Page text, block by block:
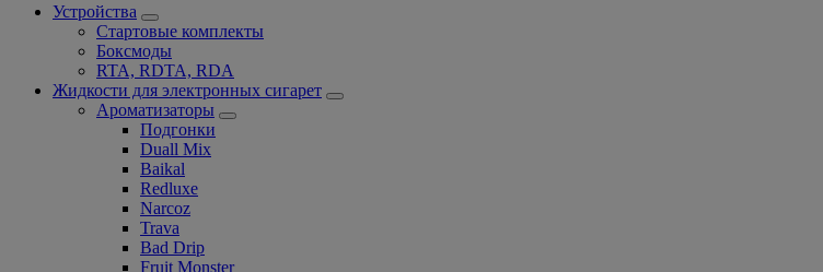
Устройства
Стартовые комплекты
Боксмоды
RTA, RDTA, RDA
Жидкости для электронных сигарет
Ароматизаторы
Подгонки
Duall Mix
Baikal
Redluxe
Narcoz
Trava
Bad Drip
Fruit Monster